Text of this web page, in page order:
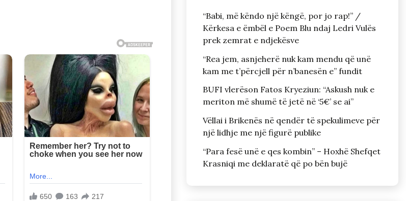
“Babi, më këndo një këngë, por jo rap!” /
Kërkesa e ëmbël e Poem Blu ndaj Ledri Vulës
prek zemrat e ndjekësve
“Rea jem, asnjeherë nuk kam mendu që unë
kam me t’përcjell për n’banesën e” fundit
BUFI vlerëson Fatos Kryeziun: “Askush nuk e
meriton më shumë të jetë në ‘5€’ se ai”
Vëllai i Brikenës në qendër të spekulimeve për
një lidhje me një figurë publike
“Para fesë unë e qes kombin” – Hoxhë Shefqet
Krasniqi me deklaratë që po bën bujë